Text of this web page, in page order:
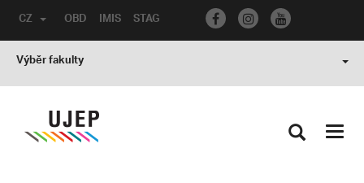
OBD IMIS STAG
CZ
Výběr fakulty